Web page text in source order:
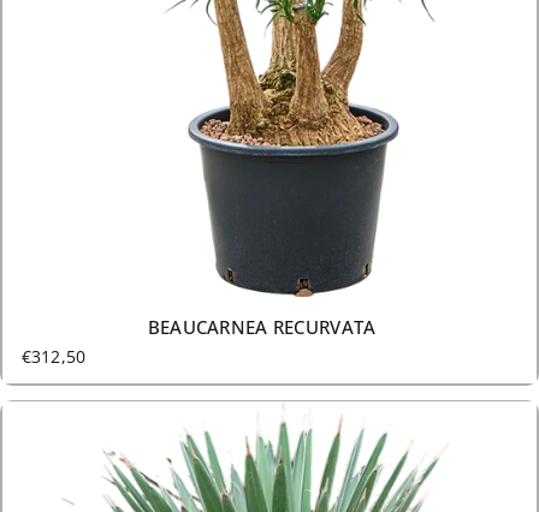
28 GRÖSSEN AB €312,50
BEAUCARNEA RECURVATA
€312,50